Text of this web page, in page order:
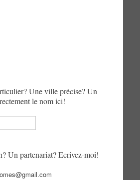
Une ville précise? Un
le nom ici!
Un partenariat? Ecrivez-moi!